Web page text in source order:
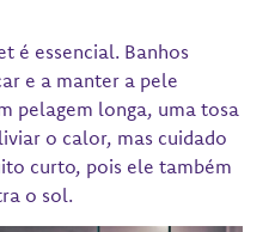
é essencial. Banhos
e a manter a pele
pelagem longa, uma tosa
o calor, mas cuidado
curto, pois ele também
o sol.